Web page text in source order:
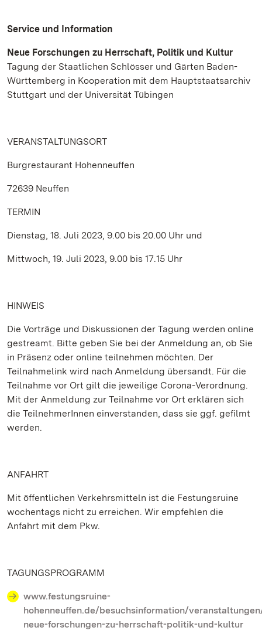
Service und Information
Neue Forschungen zu Herrschaft, Politik und Kultur
Tagung der Staatlichen Schlösser und Gärten Baden-
Württemberg in Kooperation mit dem Hauptstaatsarchiv
Stuttgart und der Universität Tübingen
VERANSTALTUNGSORT
Burgrestaurant Hohenneuffen
72639 Neuffen
TERMIN
Dienstag, 18. Juli 2023, 9.00 bis 20.00 Uhr und
Mittwoch, 19. Juli 2023, 9.00 bis 17.15 Uhr
HINWEIS
Die Vorträge und Diskussionen der Tagung werden online
gestreamt. Bitte geben Sie bei der Anmeldung an, ob Sie
in Präsenz oder online teilnehmen möchten. Der
Teilnahmelink wird nach Anmeldung übersandt. Für die
Teilnahme vor Ort gilt die jeweilige Corona-Verordnung.
Mit der Anmeldung zur Teilnahme vor Ort erklären sich
die TeilnehmerInnen einverstanden, dass sie ggf. gefilmt
werden.
ANFAHRT
Mit öffentlichen Verkehrsmitteln ist die Festungsruine
wochentags nicht zu erreichen. Wir empfehlen die
Anfahrt mit dem Pkw.
TAGUNGSPROGRAMM
www.festungsruine-
hohenneuffen.de/besuchsinformation/
neue-forschungen-zu-herrschaft-politik-und-kultur